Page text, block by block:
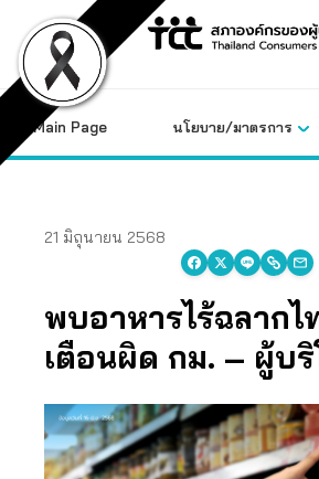
content
Main Page นโยบาย/มาตรการ
21 มิถุนายน 2568
พบอาหารไร้ฉลากไ
เตือนผิด กม. – ผู้บริ